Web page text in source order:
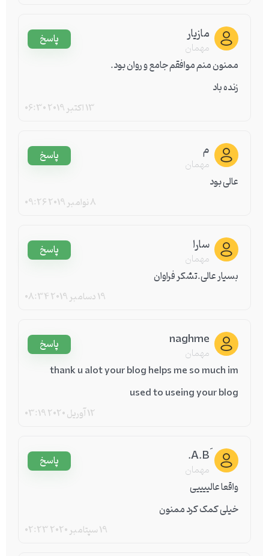
مازیار
مهمان
13 اکتبر 2019 06:30
ممنون‌ منم‌ موافقم جامع و روان بود.
زنده باد
پاسخ
م
مهمان
8 نوامبر 2019 09:26
عالی بود
پاسخ
سارا
مهمان
19 دسامبر 2019 08:34
بسیار عالی.تشکر فراوان
پاسخ
naghme
مهمان
12 آوریل 2020 03:19
thank u alot your blog helps me so much im
used to useing your blog
پاسخ
مهمان
19 سپتامبر 2020 02:23
واقعا عالییییی
خیلی کمک کرد ممنون
پاسخ